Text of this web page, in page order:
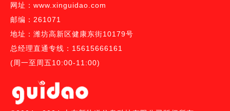
网址：www.xinguidao.com
邮编：261071
地址：潍坊高新区健康东街10179号
总经理直通专线：15615666161
(周一至周五10:00-11:00)